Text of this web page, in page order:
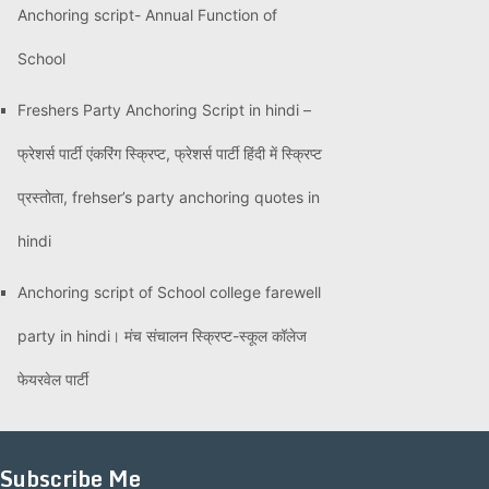
Anchoring script- Annual Function of
School
Freshers Party Anchoring Script in hindi –
फ्रेशर्स पार्टी एंकरिंग स्क्रिप्ट, फ्रेशर्स पार्टी हिंदी में स्क्रिप्ट
प्रस्तोता, frehser’s party anchoring quotes in
hindi
Anchoring script of School college farewell
party in hindi। मंच संचालन स्क्रिप्ट-स्कूल कॉलेज
फेयरवेल पार्टी
Subscribe Me